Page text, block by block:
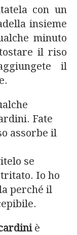
con un
insieme
minuto
il riso
il
Fate
assorbe il
se
Io ho
perché il
è